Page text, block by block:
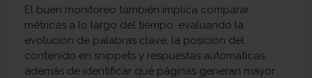
El buen monitoreo también implica comparar
métricas a lo largo del tiempo, evaluando la
evolución de palabras clave, la posición del
contenido en snippets y respuestas automáticas,
además de identificar qué páginas generan mayor